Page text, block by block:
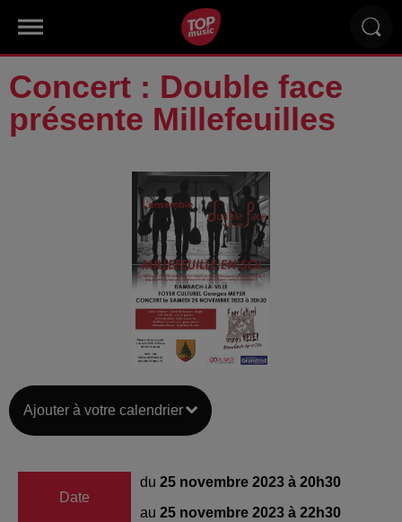
Concert : Double face
présente Millefeuilles
Ajouter à votre calendrier
Date
du 25 novembre 2023 à 20h30
au 25 novembre 2023 à 22h30